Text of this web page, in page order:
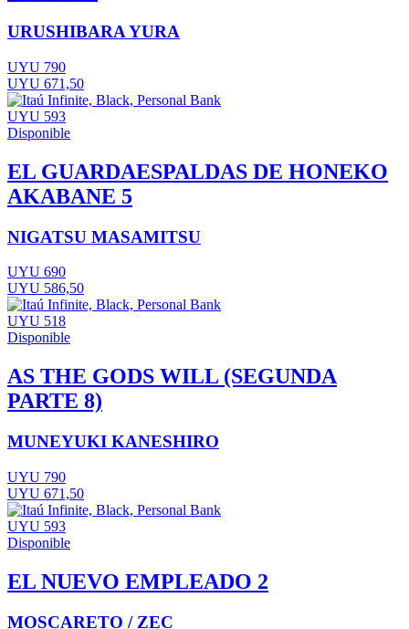
URUSHIBARA YURA
UYU 790
UYU 671,50
UYU 593
Disponible
EL GUARDAESPALDAS DE HONEKO
AKABANE 5
NIGATSU MASAMITSU
UYU 690
UYU 586,50
UYU 518
Disponible
AS THE GODS WILL (SEGUNDA
PARTE 8)
MUNEYUKI KANESHIRO
UYU 790
UYU 671,50
UYU 593
Disponible
EL NUEVO EMPLEADO 2
MOSCARETO / ZEC